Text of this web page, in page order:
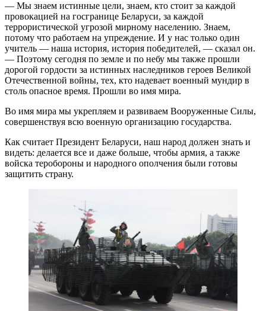
— Мы знаем истинные цели, знаем, кто стоит за каждой
провокацией на госгранице Беларуси, за каждой
террористической угрозой мирному населению. Знаем,
потому что работаем на упреждение. И у нас только один
учитель — наша история, история победителей, — сказал он.
— Поэтому сегодня по земле и по небу мы также прошли
дорогой гордости за истинных наследников героев Великой
Отечественной войны, тех, кто надевает военный мундир в
столь опасное время. Прошли во имя мира.
Во имя мира мы укрепляем и развиваем Вооруженные Силы,
совершенствуя всю военную организацию государства.
Как считает Президент Беларуси, наш народ должен знать и
видеть: делается все и даже больше, чтобы армия, а также
войска теробороны и народного ополчения были готовы
защитить страну.